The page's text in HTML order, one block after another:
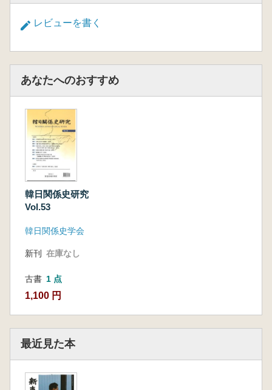
レビューを書く
あなたへのおすすめ
韓日関係史研究
Vol.53
韓日関係史学会
新刊 在庫なし
古書 1 点
1,100 円
最近見た本